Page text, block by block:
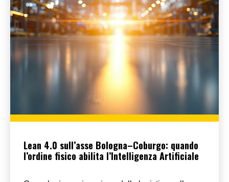
Lean 4.0 sull’asse Bologna–Coburgo: quando
l’ordine fisico abilita l’Intelligenza Artificiale